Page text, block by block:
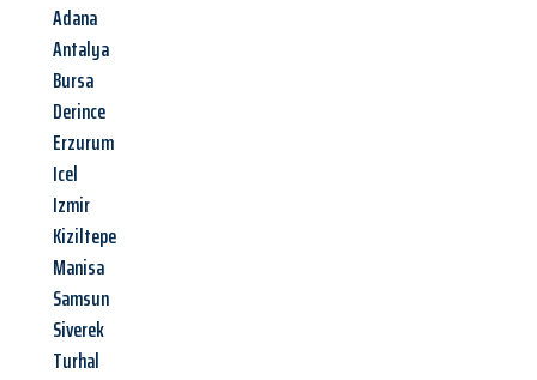
Adana
Antalya
Bursa
Derince
Erzurum
Icel
Izmir
Kiziltepe
Manisa
Samsun
Siverek
Turhal